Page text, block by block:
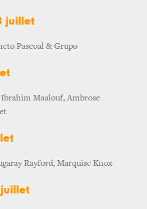
juillet
Pascoal & Grupo
Maalouf, Ambrose
Rayford, Marquise Knox